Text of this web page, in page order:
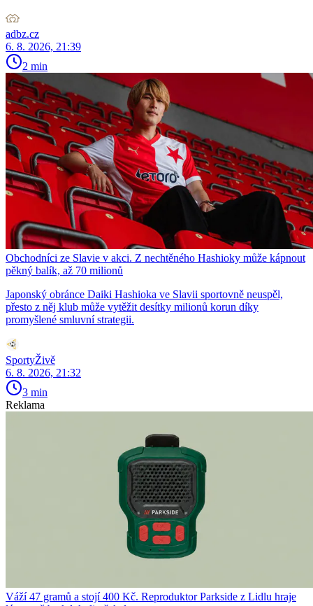
adbz.cz
6. 8. 2026, 21:39
2 min
Obchodníci ze Slavie v akci. Z nechtěného Hashioky může kápnout
pěkný balík, až 70 milionů
Japonský obránce Daiki Hashioka ve Slavii sportovně neuspěl,
přesto z něj klub může vytěžit desítky milionů korun díky
promyšlené smluvní strategii.
SportyŽivě
6. 8. 2026, 21:32
3 min
Reklama
Váží 47 gramů a stojí 400 Kč. Reproduktor Parkside z Lidlu hraje